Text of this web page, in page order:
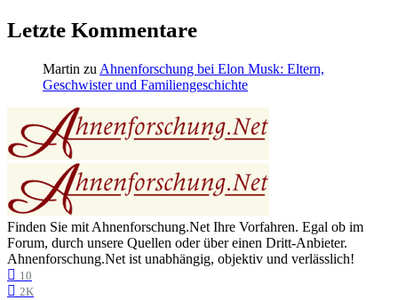
Letzte Kommentare
Martin zu Ahnenforschung bei Elon Musk: Eltern,
Geschwister und Familiengeschichte
Finden Sie mit Ahnenforschung.Net Ihre Vorfahren. Egal ob im
Forum, durch unsere Quellen oder über einen Dritt-Anbieter.
Ahnenforschung.Net ist unabhängig, objektiv und verlässlich!
10
2K